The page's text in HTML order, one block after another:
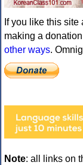
If you like this
making a
other ways.
Note: all links on